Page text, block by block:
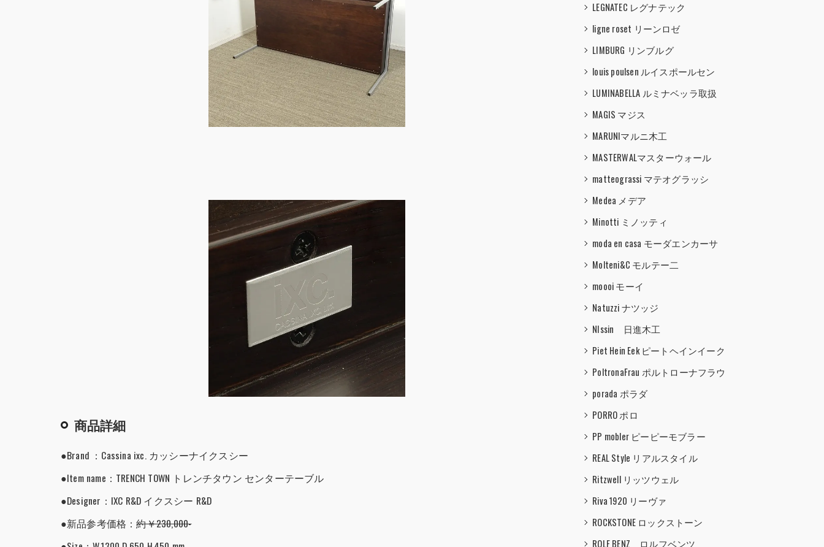
商品詳細
●Brand ：Cassina ixc. カッシーナイクスシー
●Item name：TRENCH TOWN トレンチタウン センターテーブル
●Designer：IXC R&D イクスシー R&D
●新品参考価格：約￥230,000-
LEGNATEC レグナテック
ligne roset リーンロゼ
LIMBURG リンブルグ
louis poulsen ルイスポールセン
LUMINABELLA ルミナベッラ取扱
MAGIS マジス
MARUNIマルニ木工
MASTERWALマスターウォール
matteograssi マテオグラッシ
Medea メデア
Minotti ミノッティ
moda en casa モーダエンカーサ
Molteni&C モルテー二
moooi モーイ
Natuzzi ナツッジ
NIssin 日進木工
Piet Hein Eek ピートヘインイーク
PoltronaFrau ポルトローナフラウ
porada ポラダ
PORRO ポロ
PP mobler ピーピーモブラー
REAL Style リアルスタイル
Ritzwell リッツウェル
Riva 1920 リーヴァ
ROCKSTONE ロックストーン
ROLF BENZ ロルフベンツ